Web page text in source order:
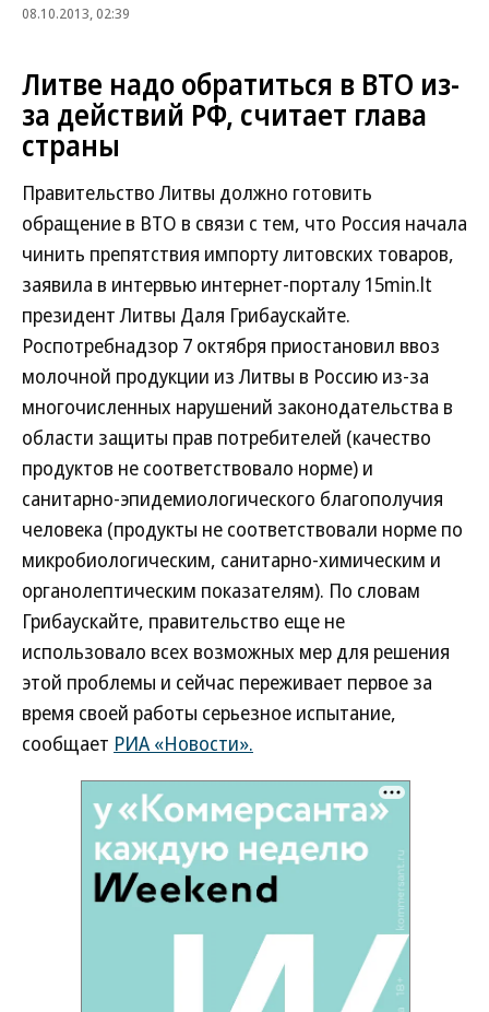
08.10.2013, 02:39
Литве надо обратиться в ВТО из-
за действий РФ, считает глава
страны
Правительство Литвы должно готовить
обращение в ВТО в связи с тем, что Россия начала
чинить препятствия импорту литовских товаров,
заявила в интервью интернет-порталу 15min.lt
президент Литвы Даля Грибаускайте.
Роспотребнадзор 7 октября приостановил ввоз
молочной продукции из Литвы в Россию из-за
многочисленных нарушений законодательства в
области защиты прав потребителей (качество
продуктов не соответствовало норме) и
санитарно-эпидемиологического благополучия
человека (продукты не соответствовали норме по
микробиологическим, санитарно-химическим и
органолептическим показателям). По словам
Грибаускайте, правительство еще не
использовало всех возможных мер для решения
этой проблемы и сейчас переживает первое за
время своей работы серьезное испытание,
сообщает РИА «Новости».